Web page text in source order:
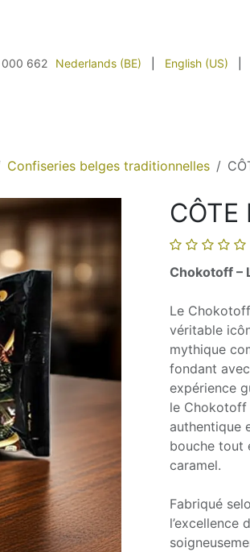
Contactez-nous Nos partenaires
662 Nederlands (BE) English (US)
Confiseries belges traditionnelles
CÔTE
Chokotoff –
Le
véritable
mythique
fondant
expérience
le Chokotoff
authentique
bouche tout
caramel.
Fabriqué
l’excellence